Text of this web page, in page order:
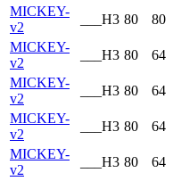
MICKEY-
v2
___H3 80 80
MICKEY-
v2
___H3 80 64
MICKEY-
v2
___H3 80 64
MICKEY-
v2
___H3 80 64
MICKEY-
v2
___H3 80 64